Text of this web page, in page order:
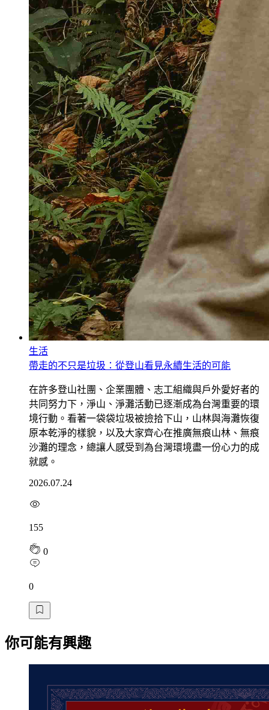
生活
帶走的不只是垃圾：從登山看見永續生活的可能
在許多登山社團、企業團體、志工組織與戶外愛好者的
共同努力下，淨山、淨灘活動已逐漸成為台灣重要的環
境行動。看著一袋袋垃圾被撿拾下山，山林與海灘恢復
原本乾淨的樣貌，以及大家齊心在推廣無痕山林、無痕
沙灘的理念，總讓人感受到為台灣環境盡一份心力的成
就感。
2026.07.24
155
0
0
你可能有興趣